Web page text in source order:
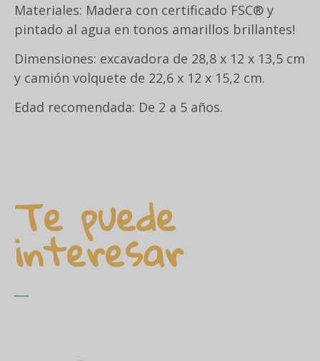
Materiales: Madera con certificado FSC® y
pintado al agua en tonos amarillos brillantes!
Dimensiones: excavadora de 28,8 x 12 x 13,5 cm
y camión volquete de 22,6 x 12 x 15,2 cm.
Edad recomendada: De 2 a 5 años.
Te puede
interesar